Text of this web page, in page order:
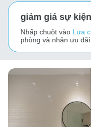
giảm giá sự
Nhấp chuột vào Lựa
phòng và nhận ưu đãi